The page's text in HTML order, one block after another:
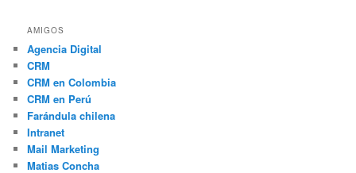
AMIGOS
Agencia Digital
CRM
CRM en Colombia
CRM en Perú
Farándula chilena
Intranet
Mail Marketing
Matias Concha